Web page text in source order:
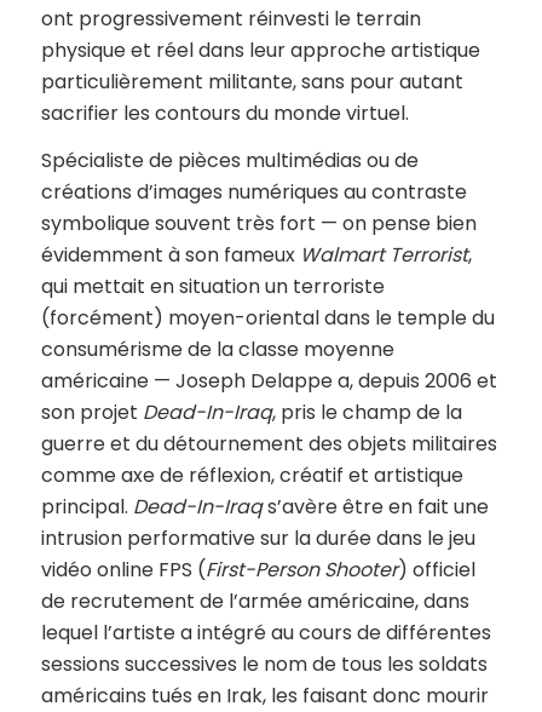
ont progressivement réinvesti le terrain
physique et réel dans leur approche artistique
particulièrement militante, sans pour autant
sacrifier les contours du monde virtuel.
Spécialiste de pièces multimédias ou de
créations d’images numériques au contraste
symbolique souvent très fort — on pense bien
évidemment à son fameux Walmart Terrorist,
qui mettait en situation un terroriste
(forcément) moyen-oriental dans le temple du
consumérisme de la classe moyenne
américaine — Joseph Delappe a, depuis 2006 et
son projet Dead-In-Iraq, pris le champ de la
guerre et du détournement des objets militaires
comme axe de réflexion, créatif et artistique
principal. Dead-In-Iraqs’avère être en fait une
intrusion performative sur la durée dans le jeu
vidéo online FPS (First-Person Shooter) officiel
de recrutement de l’armée américaine, dans
lequel l’artiste a intégré au cours de différentes
sessions successives le nom de tous les soldats
américains tués en Irak, les faisant donc mourir